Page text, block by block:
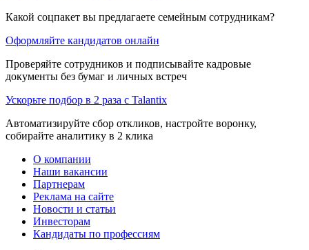
Какой соцпакет вы предлагаете семейным сотрудникам?
Оформляйте кандидатов онлайн
Проверяйте сотрудников и подписывайте кадровые
документы без бумаг и личных встреч
Ускорьте подбор в 2 раза с Talantix
Автоматизируйте сбор откликов, настройте воронку,
собирайте аналитику в 2 клика
О компании
Наши вакансии
Партнерам
Реклама на сайте
Новости и статьи
Инвесторам
Кандидаты по профессиям